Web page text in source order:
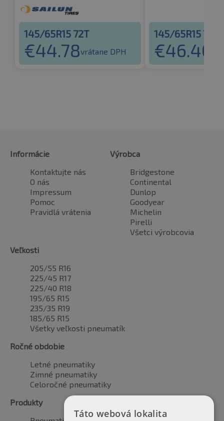
145/65R15 72T
€44.78vrátane DPH
145/65R15 72T
€46.40
Informácie
Kontaktujte nás
O nás
Impressum
Pomoc
Pravidlá vrátenia
Výrobca
Bridgestone
Continental
Dunlop
Goodyear
Michelin
Pirelli
Všetci výrobcovia
Veľkosti
205/55 R16
225/45 R17
225/40 R18
195/65 R15
235/35 R19
185/65 R15
Všetky veľkosti pneumatík
Ročné obdobie
Letné pneumatiky
Zimné pneumatiky
Celoročné pneumatiky
Produkty
Táto webová lokalita